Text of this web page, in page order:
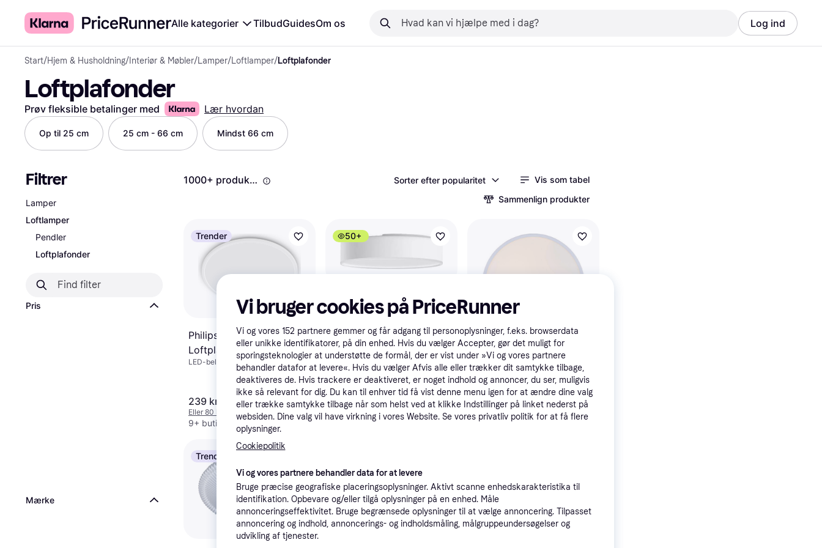
Alle kategorier TilbudGuidesOm os Log ind
Start/Hjem & Husholdning/ Interiør & Møbler/Lamper/Loftlamper/Loftplafonder
Loftplafonder
Prøv fleksible betalinger med Lær hvordan
Op til 25 cm 25 cm - 66 cm Mindst 66 cm
Filtrer
Lamper
Loftlamper
Pendler
Loftplafonder
Pris
Mærke
1000+ produkter Sorter efter popularitet
Vis som tabel
Sammenlign produkter
Trender
Philips Superslim
Loftplafond ∅ 43cm
LED-belysning, Dæmpbar, Sort,
239 kr.
Eller 80 kr./md.
9+ butikker
50+
Philips Hue Enrave
Small Loftplafond ∅
26.1cm
LED-belysning, Dæmpbar, Hvid,
Sort, Metal, IP-klasse: IP20
652 kr.
9+ butikker
Nordlux Oja Loftplafond ∅
42.4cm
Dæmpbar, LED-belysning, Hvid,
Plast, IP-klasse: IP54
359 kr.
9+ butikker
Trender
Vi bruger cookies på PriceRunner
Vi og vores 152 partnere gemmer og får adgang til personoplysninger, f.eks. browserdata
eller unikke identifikatorer, på din enhed. Hvis du vælger Accepter, gør det muligt for
sporingsteknologier at understøtte de formål, der er vist under »Vi og vores partnere
behandler datafor at levere«. Hvis du vælger Afvis alle eller trækker dit samtykke tilbage,
deaktiveres de. Hvis trackere er deaktiveret, er noget indhold og annoncer, du ser, muligvis
ikke så relevant for dig. Du kan til enhver tid få vist denne menu igen for at ændre dine valg
eller trække samtykke tilbage når som helst ved at klikke Indstillinger på linket nederst på
websiden. Dine valg vil have virkning i vores Website. Se vores privatliv politik for at få flere
oplysninger.
Cookiepolitik
Vi og vores partnere behandler data for at levere
Bruge præcise geografiske placeringsoplysninger. Aktivt scanne enhedskarakteristika til
identifikation. Opbevare og/eller tilgå oplysninger på en enhed. Måle
annonceringseffektivitet. Bruge begrænsede oplysninger til at vælge annoncering. Tilpasset
annoncering og indhold, annoncerings- og indholdsmåling, målgruppeundersøgelser og
udvikling af tjenester.